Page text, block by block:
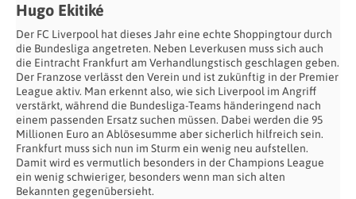
Hugo Ekitiké
Der FC Liverpool hat dieses Jahr eine echte Shoppingtour durch
die Bundesliga angetreten. Neben Leverkusen muss sich auch
die Eintracht Frankfurt am Verhandlungstisch geschlagen geben.
Der Franzose verlässt den Verein und ist zukünftig in der Premier
League aktiv. Man erkennt also, wie sich Liverpool im Angriff
verstärkt, während die Bundesliga-Teams händeringend nach
einem passenden Ersatz suchen müssen. Dabei werden die 95
Millionen Euro an Ablösesumme aber sicherlich hilfreich sein.
Frankfurt muss sich nun im Sturm ein wenig neu aufstellen.
Damit wird es vermutlich besonders in der Champions League
ein wenig schwieriger, besonders wenn man sich alten
Bekannten gegenübersieht.